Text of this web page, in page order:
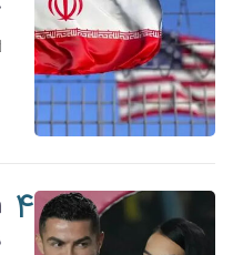
چیست؟
۱۴۰۵/۰۵/۱۶ ۲۰:۵۶
۴
این ۱۰ نفر به عروسی
نمی‌شوند